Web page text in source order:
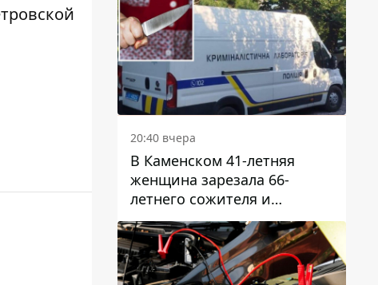
20:40 вчера
В Каменском 41-летняя
женщина зарезала 66-
летнего сожителя и
пыталась обмануть
полицейских